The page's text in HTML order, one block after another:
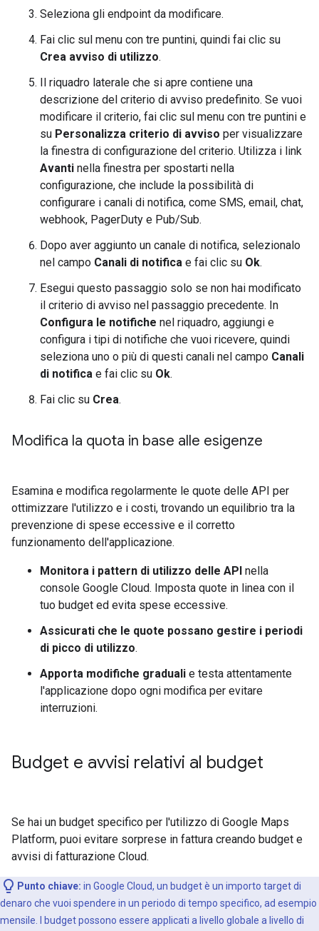
Seleziona gli endpoint da modificare.
Fai clic sul menu con tre puntini, quindi fai clic su
Crea avviso di utilizzo.
Il riquadro laterale che si apre contiene una
descrizione del criterio di avviso predefinito. Se vuoi
modificare il criterio, fai clic sul menu con tre puntini e
su Personalizza criterio di avviso per visualizzare
la finestra di configurazione del criterio. Utilizza i link
Avanti nella finestra per spostarti nella
configurazione, che include la possibilità di
configurare i canali di notifica, come SMS, email, chat,
webhook, PagerDuty e Pub/Sub.
Dopo aver aggiunto un canale di notifica, selezionalo
nel campo Canali di notifica e fai clic su Ok.
Esegui questo passaggio solo se non hai modificato
il criterio di avviso nel passaggio precedente. In
Configura le notifiche nel riquadro, aggiungi e
configura i tipi di notifiche che vuoi ricevere, quindi
seleziona uno o più di questi canali nel campo Canali
di notifica e fai clic su Ok.
Fai clic su Crea.
Modifica la quota in base alle esigenze
Esamina e modifica regolarmente le quote delle API per
ottimizzare l'utilizzo e i costi, trovando un equilibrio tra la
prevenzione di spese eccessive e il corretto
funzionamento dell'applicazione.
Monitora i pattern di utilizzo delle API nella
console Google Cloud. Imposta quote in linea con il
tuo budget ed evita spese eccessive.
Assicurati che le quote possano gestire i periodi
di picco di utilizzo.
Apporta modifiche graduali e testa attentamente
l'applicazione dopo ogni modifica per evitare
interruzioni.
Budget e avvisi relativi al budget
Se hai un budget specifico per l'utilizzo di Google Maps
Platform, puoi evitare sorprese in fattura creando budget e
avvisi di fatturazione Cloud.
Punto chiave: in Google Cloud, un budget è un importo target di
denaro che vuoi spendere in un periodo di tempo specifico, ad esempio
mensile. I budget possono essere applicati a livello globale a livello di